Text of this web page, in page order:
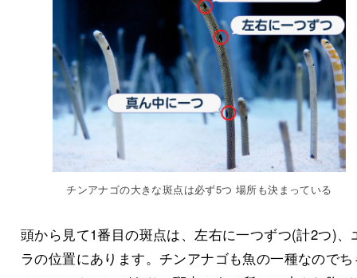
チンアナゴの大きな斑点は必ず5つ 場所も決まっている
頭から見て1番目の斑点は、左右に一つずつ(計2つ)、
ラの位置にあります。チンアナゴも魚の一種なのでち